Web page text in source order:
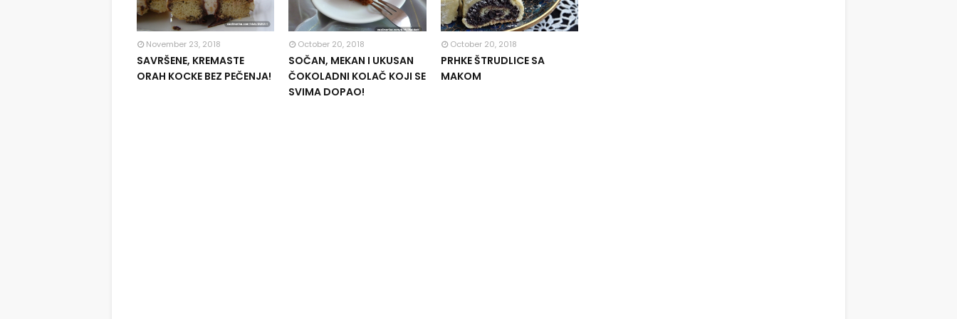
November 23, 2018
SAVRŠENE, KREMASTE
ORAH KOCKE BEZ PEČENJA!
October 20, 2018
SOČAN, MEKAN I UKUSAN
ČOKOLADNI KOLAČ KOJI SE
SVIMA DOPAO!
October 20, 2018
PRHKE ŠTRUDLICE SA
MAKOM